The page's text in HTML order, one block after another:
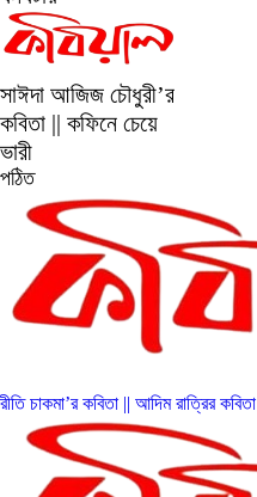
সাঈদা আজিজ চৌধুরী’র
কবিতা || কফিনে চেয়ে
ভারী
পঠিত
রীতি চাকমা’র কবিতা || আদিম রাত্রির কবিতা